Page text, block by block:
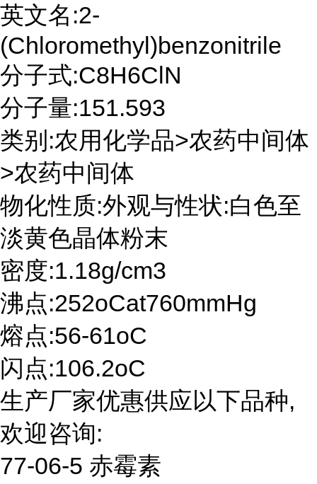
英文名:2-
(Chloromethyl)benzonitrile
分子式:C8H6ClN
分子量:151.593
类别:农用化学品>农药中间体
>农药中间体
物化性质:外观与性状:白色至
淡黄色晶体粉末
密度:1.18g/cm3
沸点:252oCat760mmHg
熔点:56-61oC
闪点:106.2oC
生产厂家优惠供应以下品种,
欢迎咨询:
77-06-5 赤霉素